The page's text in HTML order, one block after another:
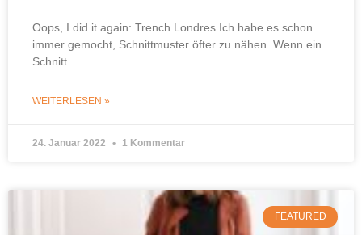
Oops, I did it again: Trench Londres Ich habe es schon
immer gemocht, Schnittmuster öfter zu nähen. Wenn ein
Schnitt
WEITERLESEN »
24. Januar 2022 1 Kommentar
FEATURED